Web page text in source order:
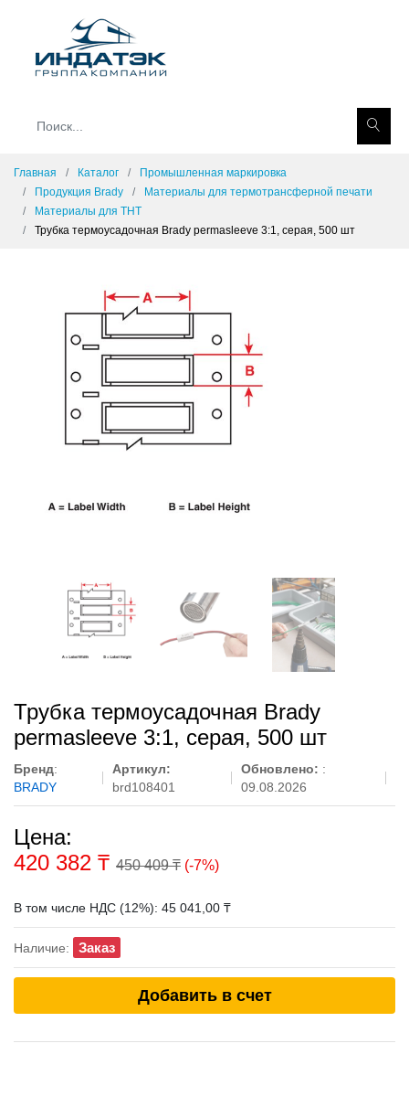
Главная Каталог
Промышленная маркировка
Продукция Brady
Материалы для термотрансферной печати
Материалы для THT
Трубка термоусадочная Brady permasleeve 3:1, серая, 500 шт
Трубка термоусадочная Brady
permasleeve 3:1, серая, 500 шт
Бренд:
BRADY
Артикул:
brd108401
Обновлено: :
09.08.2026
Цена:
420 382 ₸ 450 409 ₸ (-7%)
В том числе НДС (12%): 45 041,00 ₸
Наличие: Заказ
Добавить в счет